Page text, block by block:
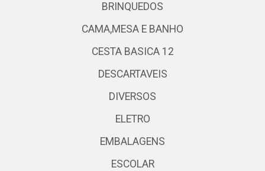
BRINQUEDOS
CAMA,MESA E BANHO
CESTA BASICA 12
DESCARTAVEIS
DIVERSOS
ELETRO
EMBALAGENS
ESCOLAR